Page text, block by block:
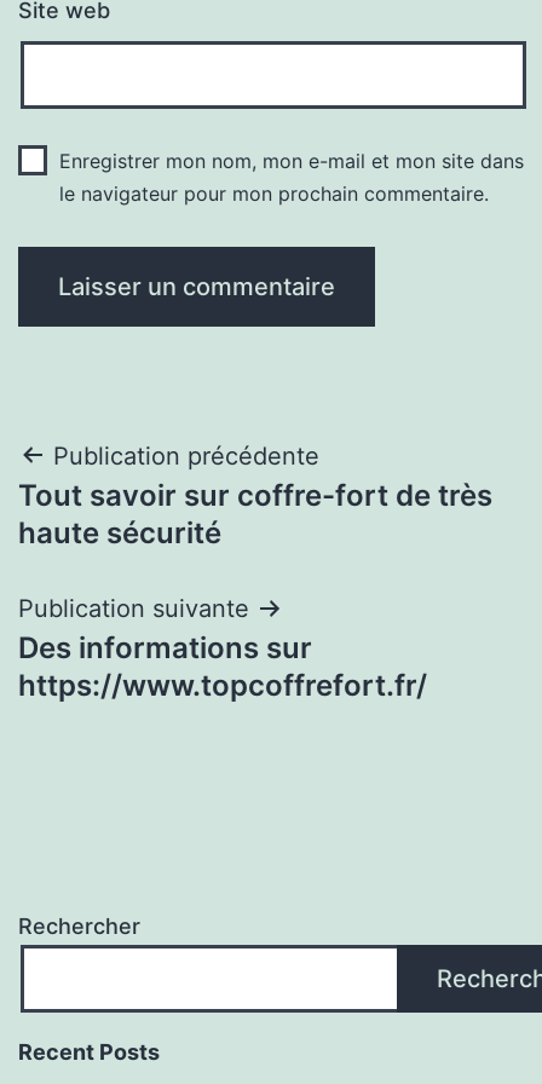
Site web
Enregistrer mon nom, mon e-mail et mon site dans
le navigateur pour mon prochain commentaire.
Navigation
de
Publication précédente
Tout savoir sur coffre-fort de très
haute sécurité
Publication suivante
Des informations sur
https://www.topcoffrefort.fr/
Rechercher
Recent Posts